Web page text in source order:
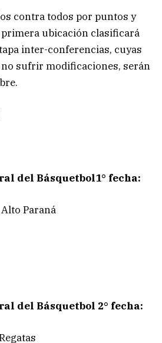
contra todos por puntos y
ubicación clasificará
inter-conferencias, cuyas
no sufrir modificaciones, serán
del Básquetbol1° fecha:
Paraná
del Básquetbol 2° fecha: